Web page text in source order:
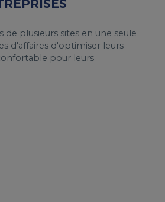
plusieurs sites en une seule
d'affaires d'optimiser leurs
pour leurs